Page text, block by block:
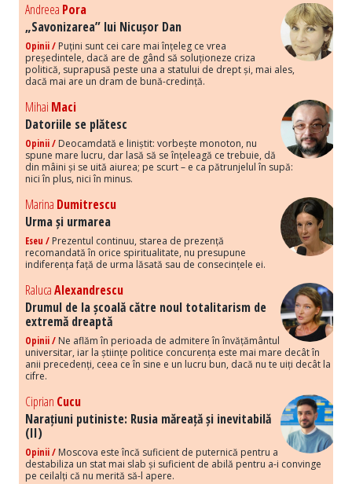
Andreea Pora
„Savonizarea” lui Nicușor Dan
Opinii / Puțini sunt cei care mai înțeleg ce vrea
președintele, dacă are de gând să soluționeze criza
politică, suprapusă peste una a statului de drept și, mai ales,
dacă mai are un dram de bună-credință.
Mihai Maci
Datoriile se plătesc
Opinii / Deocamdată e liniștit: vorbește monoton, nu
spune mare lucru, dar lasă să se înțeleagă ce trebuie, dă
din mâini și se uită aiurea; pe scurt – e ca pătrunjelul în supă:
nici în plus, nici în minus.
Marina Dumitrescu
Urma și urmarea
Eseu / Prezentul continuu, starea de prezență
recomandată în orice spiritualitate, nu presupune
indiferența față de urma lăsată sau de consecințele ei.
RalucaAlexandrescu
Drumul de la școală către noul totalitarism de
extremă dreaptă
Opinii / Ne aflăm în perioada de admitere în învățământul
universitar, iar la științe politice concurența este mai mare decât în
anii precedenți, ceea ce în sine e un lucru bun, dacă nu te uiți decât la
cifre.
Ciprian Cucu
Narațiuni putiniste: Rusia măreață și inevitabilă
(II)
Opinii / Moscova este încă suficient de puternică pentru a
destabiliza un stat mai slab și suficient de abilă pentru a-i convinge
pe ceilalți că nu merită să-l apere.